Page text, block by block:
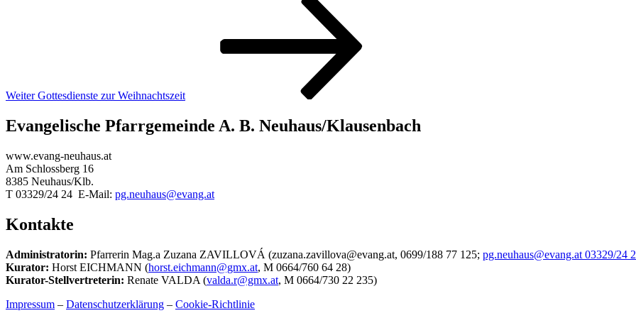
Weiter Gottesdienste zur Weihnachtszeit
Evangelische Pfarrgemeinde A. B. Neuhaus/Klausenbach
www.evang-neuhaus.at
Am Schlossberg 16
8385 Neuhaus/Klb.
T 03329/24 24 E-Mail: pg.neuhaus@evang.at
Kontakte
Administratorin: Pfarrerin Mag.a Zuzana ZAVILLOVÁ (zuzana.zavillova@evang.at, 0699/188 77 125; pg.neuhaus@evang.at 03329/24
Kurator: Horst EICHMANN (horst.eichmann@gmx.at, M 0664/760 64 28)
Kurator-Stellvertreterin: Renate VALDA (valda.r@gmx.at, M 0664/730 22 235)
Impressum – Datenschutzerklärung – Cookie-Richtlinie